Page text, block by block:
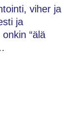
viher ja
ja
“älä